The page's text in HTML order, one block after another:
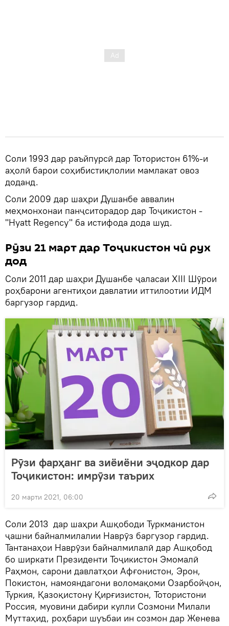
Соли 1993 дар раъйпурсӣ дар Тотористон 61%-и
аҳолӣ барои соҳибистиқлолии мамлакат овоз
доданд.
Соли 2009 дар шаҳри Душанбе аввалин
меҳмонхонаи панҷситорадор дар Тоҷикистон -
"Hyatt Regency" ба истифода дода шуд.
Рӯзи 21 март дар Тоҷикистон чӣ рух
дод
Соли 2011 дар шаҳри Душанбе ҷаласаи XIII Шӯрои
роҳбарони агентиҳои давлатии иттилоотии ИДМ
баргузор гардид.
Рӯзи фарҳанг ва зиёиёни эҷодкор дар
Тоҷикистон: имрӯзи таърих
20 марти 2021, 06:00
Соли 2013 дар шаҳри Ашқободи Туркманистон
ҷашни байналмилалии Наврӯз баргузор гардид.
Тантанаҳои Наврӯзи байналмилалӣ дар Ашқобод
бо ширкати Президенти Тоҷикистон Эмомалӣ
Раҳмон, сарони давлатҳои Афғонистон, Эрон,
Покистон, намояндагони воломақоми Озарбойҷон,
Туркия, Қазоқистону Қирғизистон, Тотористони
Россия, муовини дабири кулли Созмони Милали
Муттаҳид, роҳбари шуъбаи ин созмон дар Женева